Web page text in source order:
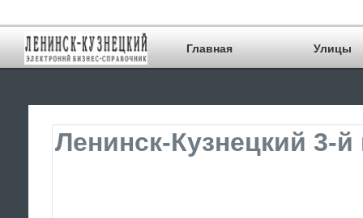
Главная Улицы
Ленинск-Кузнецкий 3-